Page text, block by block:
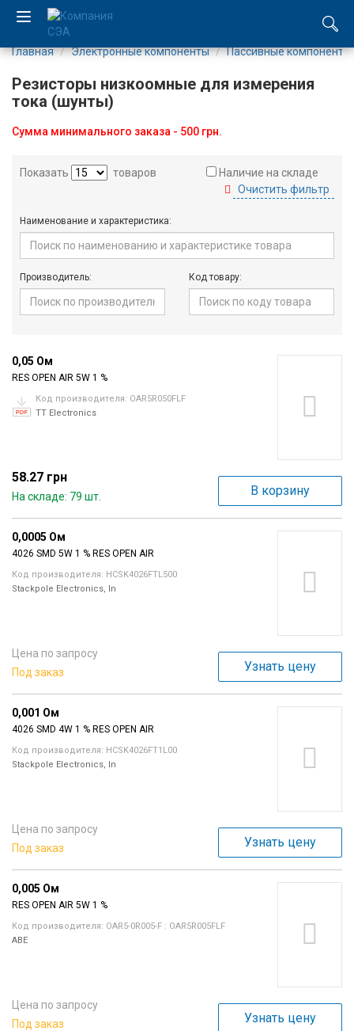
UA
Компания
Каталог
Производство
Услуги
Новости
Вход/
авторизация
Контакты
Тех.
поддержка
Главная Электронные компоненты Пассивные компоненты
Резисторы низкоомные для измерения
тока (шунты)
Сумма минимального заказа - 500 грн.
Показать товаров
Наличие на складе
Очистить фильтр
Наименование и характеристика:
Производитель: Код товару:
0,05 Ом
RES OPEN AIR 5W 1 %
Код производителя: OAR5R050FLF
TT Electronics
58.27 грн
На складе: 79 шт. В корзину
0,0005 Ом
4026 SMD 5W 1 % RES OPEN AIR
Код производителя: HCSK4026FTL500
Stackpole Electronics, In
Цена по запросу
Под заказ
Узнать цену
0,001 Ом
4026 SMD 4W 1 % RES OPEN AIR
Код производителя: HCSK4026FT1L00
Stackpole Electronics, In
Цена по запросу
Под заказ
Узнать цену
0,005 Ом
RES OPEN AIR 5W 1 %
Код производителя: OAR5-0R005-F : OAR5R005FLF
ABE
Цена по запросу
Под заказ
Узнать цену